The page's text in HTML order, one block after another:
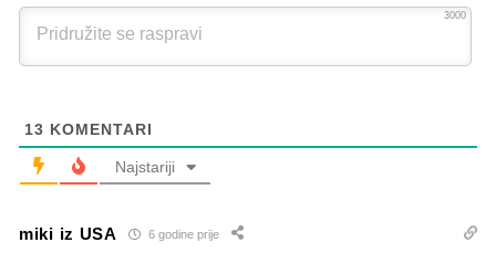
3000
13 KOMENTARI
Najstariji
miki iz USA 6 godine prije